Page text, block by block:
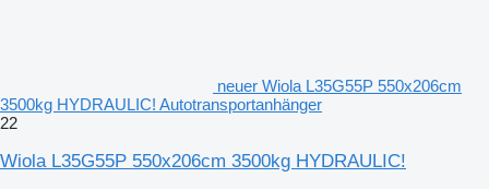
neuer Wiola L35G55P 550x206cm
3500kg HYDRAULIC! Autotransportanhänger
22
Wiola L35G55P 550x206cm 3500kg HYDRAULIC!